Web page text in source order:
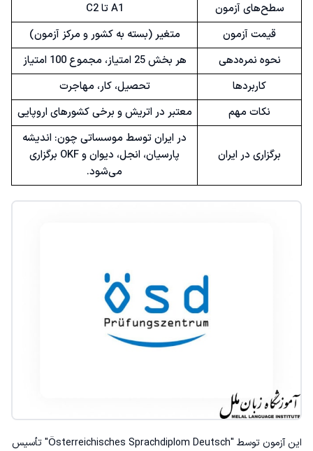
سطح‌های آزمون
A1 تا C2
قیمت آزمون
متغیر (بسته به کشور و مرکز آزمون)
نحوه نمره‌دهی
هر بخش 25 امتیاز، مجموع 100 امتیاز
کاربردها
تحصیل، کار، مهاجرت
نکات مهم
معتبر در اتریش و برخی کشورهای اروپایی
برگزاری در ایران
در ایران توسط موسساتی چون: اندیشه
پارسیان، انجل، دیوان و OKF برگزاری
می‌شود.
این آزمون توسط ‌"Österreichisches Sprachdiplom Deutsch" تأسیس